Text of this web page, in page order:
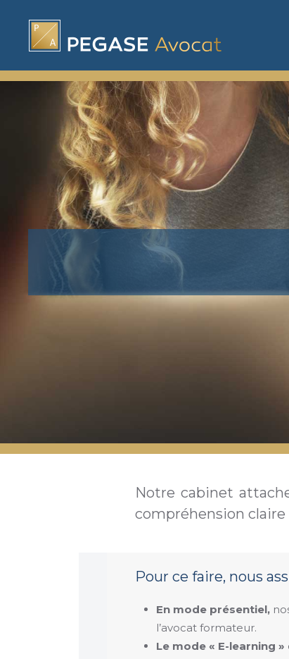
Notre cabinet
compréhension claire
Pour ce faire, nous
En mode présentiel,
l’avocat formateur.
Le mode « E-learning »